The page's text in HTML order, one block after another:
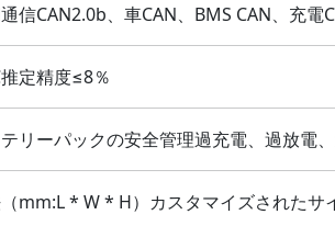
信CAN2.0b、車CAN、BMS CAN、充電
定精度≤8％
リーパックの安全管理過充電、過放電
mm:L * W * H）カスタマイズされたサ